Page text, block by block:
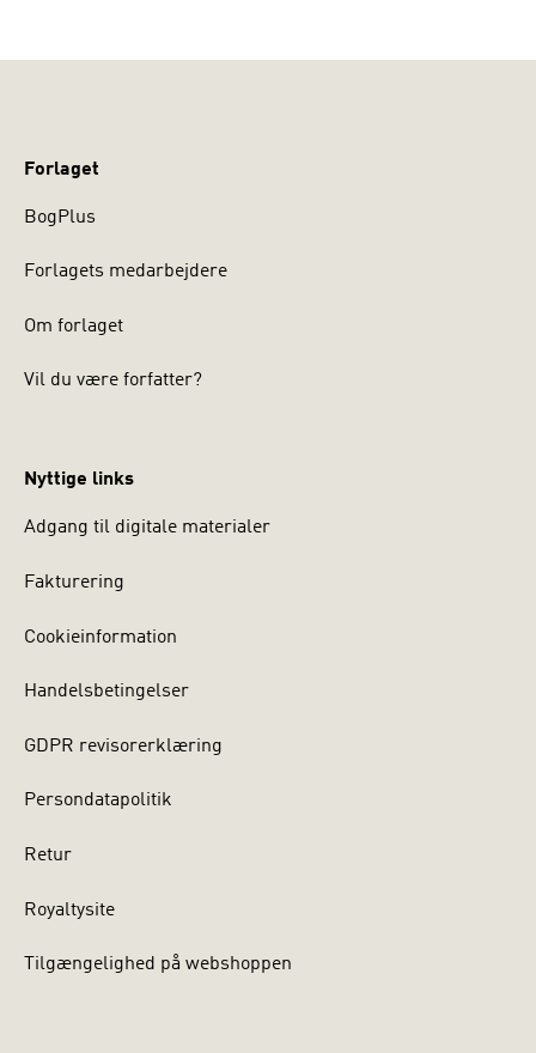
Forlaget
BogPlus
Forlagets medarbejdere
Om forlaget
Vil du være forfatter?
Nyttige links
Adgang til digitale materialer
Fakturering
Cookieinformation
Handelsbetingelser
GDPR revisorerklæring
Persondatapolitik
Retur
Royaltysite
Tilgængelighed på webshoppen